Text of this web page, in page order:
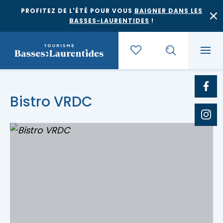
PROFITEZ DE L'ÉTÉ POUR VOUS BAIGNER DANS LES
BASSES-LAURENTIDES !
Quoi faire
Agrotourisme et saveurs régionales
Où dormir
Bistro VRDC